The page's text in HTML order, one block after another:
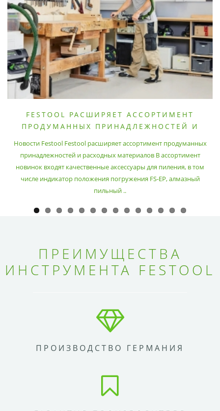
FESTOOL РАСШИРЯЕТ АССОРТИМЕНТ
ПРОДУМАННЫХ ПРИНАДЛЕЖНОСТЕЙ И
Новости Festool Festool расширяет ассортимент продуманных
принадлежностей и расходных материалов В ассортимент
новинок входят качественные аксессуары для пиления, в том
числе индикатор положения погружения FS-EP, алмазный
пильный ..
ПРЕИМУЩЕСТВА
ИНСТРУМЕНТА FESTOOL
ПРОИЗВОДСТВО ГЕРМАНИЯ